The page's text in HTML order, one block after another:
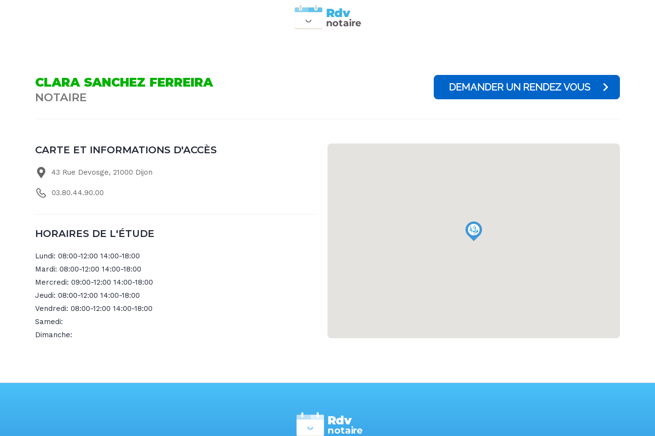
notaire
Rdv
CLARA SANCHEZ FERREIRA
NOTAIRE
DEMANDER UN RENDEZ VOUS
CARTE ET INFORMATIONS D'ACCÈS
43 Rue Devosge, 21000 Dijon
03.80.44.90.00
HORAIRES DE L'ÉTUDE
Lundi: 08:00-12:00 14:00-18:00
Mardi: 08:00-12:00 14:00-18:00
Mercredi: 09:00-12:00 14:00-18:00
Jeudi: 08:00-12:00 14:00-18:00
Vendredi: 08:00-12:00 14:00-18:00
Samedi:
Dimanche:
notaire
Rdv